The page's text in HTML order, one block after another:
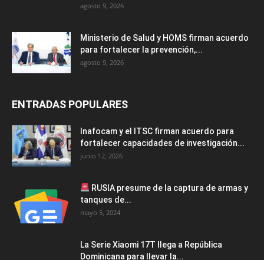
agosto 9, 2026
Ministerio de Salud y HOMS firman acuerdo
para fortalecer la prevención,...
agosto 9, 2026
ENTRADAS POPULARES
Inafocam y el ITSC firman acuerdo para
fortalecer capacidades de investigación...
junio 12, 2026
RUSIA presume de la captura de armas y
tanques de...
mayo 5, 2024
La Serie Xiaomi 17T llega a República
Dominicana para llevar la...